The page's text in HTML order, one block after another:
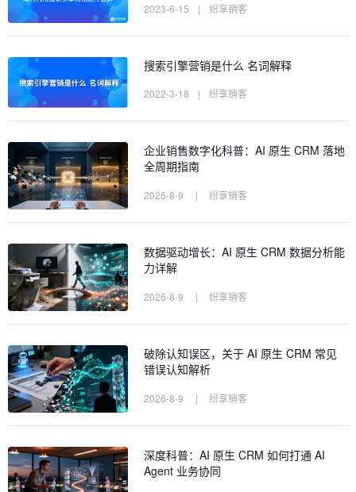
2023-6-15 | 纷享销客
搜索引擎营销是什么 名词解释
2022-3-18 | 纷享销客
企业销售数字化科普：AI 原生 CRM 落地
全周期指南
2026-8-9 | 纷享销客
数据驱动增长：AI 原生 CRM 数据分析能
力详解
2026-8-9 | 纷享销客
破除认知误区，关于 AI 原生 CRM 常见
错误认知解析
2026-8-9 | 纷享销客
深度科普：AI 原生 CRM 如何打通 AI
Agent 业务协同